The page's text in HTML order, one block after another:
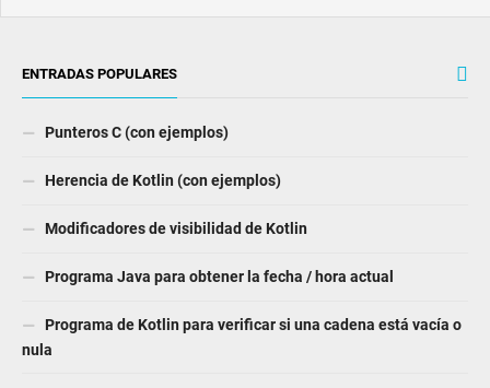
ENTRADAS POPULARES
Punteros C (con ejemplos)
Herencia de Kotlin (con ejemplos)
Modificadores de visibilidad de Kotlin
Programa Java para obtener la fecha / hora actual
Programa de Kotlin para verificar si una cadena está vacía o
nula